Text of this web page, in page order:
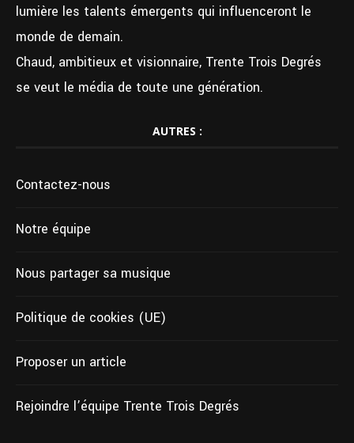
lumière les talents émergents qui influenceront le
monde de demain.
Chaud, ambitieux et visionnaire, Trente Trois Degrés
se veut le média de toute une génération.
AUTRES :
Contactez-nous
Notre équipe
Nous partager sa musique
Politique de cookies (UE)
Proposer un article
Rejoindre l’équipe Trente Trois Degrés